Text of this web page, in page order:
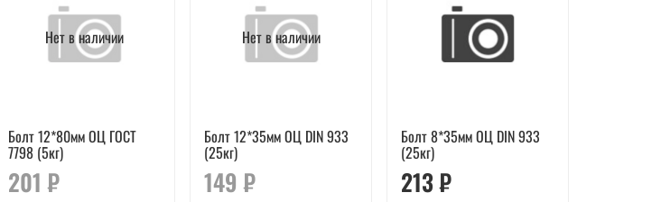
Нет в наличии
Болт 12*80мм ОЦ ГОСТ
7798 (5кг)
201 ₽
Нет в наличии
Болт 12*35мм ОЦ DIN 933
(25кг)
149 ₽
Болт 8*35мм ОЦ DIN 933
(25кг)
213 ₽